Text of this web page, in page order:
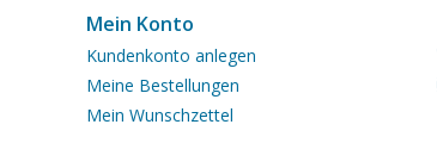
Mein Konto
Kundenkonto anlegen
Meine Bestellungen
Mein Wunschzettel